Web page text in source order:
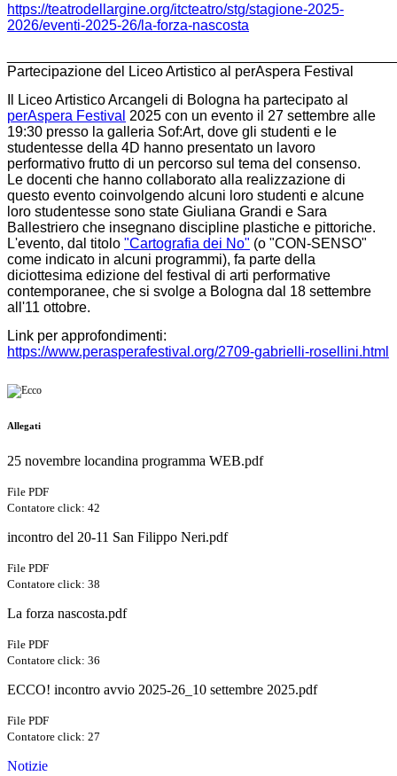
https://teatrodellargine.org/itcteatro/stg/stagione-2025-
2026/eventi-2025-26/la-forza-nascosta
Partecipazione del Liceo Artistico al perAspera Festival
Il Liceo Artistico Arcangeli di Bologna ha partecipato al
perAspera Festival 2025 con un evento il 27 settembre alle
19:30 presso la galleria Sof:Art, dove gli studenti e le
studentesse della 4D hanno presentato un lavoro
performativo frutto di un percorso sul tema del consenso.
Le docenti che hanno collaborato alla realizzazione di
questo evento coinvolgendo alcuni loro studenti e alcune
loro studentesse sono state Giuliana Grandi e Sara
Ballestriero che insegnano discipline plastiche e pittoriche.
L'evento, dal titolo "Cartografia dei No" (o "CON-SENSO"
come indicato in alcuni programmi), fa parte della
diciottesima edizione del festival di arti performative
contemporanee, che si svolge a Bologna dal 18 settembre
all'11 ottobre.
Link per approfondimenti:
https://www.perasperafestival.org/2709-gabrielli-rosellini.html
Allegati
25 novembre locandina programma WEB.pdf
File PDF
Contatore click: 42
incontro del 20-11 San Filippo Neri.pdf
File PDF
Contatore click: 38
La forza nascosta.pdf
File PDF
Contatore click: 36
ECCO! incontro avvio 2025-26_10 settembre 2025.pdf
File PDF
Contatore click: 27
Notizie